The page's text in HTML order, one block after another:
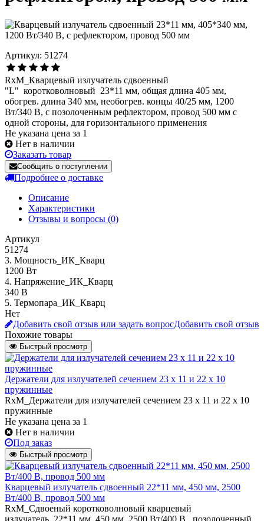
Артикул: 51274
RxM_Кварцевый излучатель cдвоенный
"L" коротковолновый 23*11 мм, общая длина 405 мм,
обогрев. длина 340 мм, необогрев. концы 40/25 мм, 1200
Вт/340 В, с позолоченным рефлектором, провод 500 мм с
одной стороны, для горизонтального применения
Не указана цена за 1
Нет в наличии
Заказать товар
Сообщить о поступлении
Подробнее о доставке
Описание
Характеристики
Отзывы и вопросы (0)
Артикул
51274
3. Мощность_ИК_Кварц
1200 Вт
4. Напряжение_ИК_Кварц
340 В
5. Термопара_ИК_Кварц
Нет
Добавить свой отзыв или задать вопросДобавить свой отзыв
Похожие товары
Быстрый просмотр
Держатели для излучателей сечением 23 х 11 и 22 х 10
пружинные
RxM_Держатели для излучателей сечением 23 х 11 и 22 х 10
пружинные
Не указана цена за 1
Нет в наличии
Под заказ
Быстрый просмотр
Кварцевый излучатель cдвоенный 22*11 мм, 450 мм, 2500
Вт/400 В, провод 500 мм
RxM_Сдвоеный коротковолновый кварцевый
излучатель 22*11 мм, 450 мм, 2500 Вт/400 В, позолоченный